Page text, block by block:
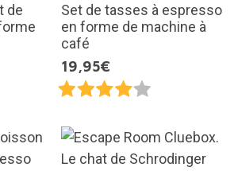
de
Set de tasses à espresso
en forme de machine à
café
19,95€